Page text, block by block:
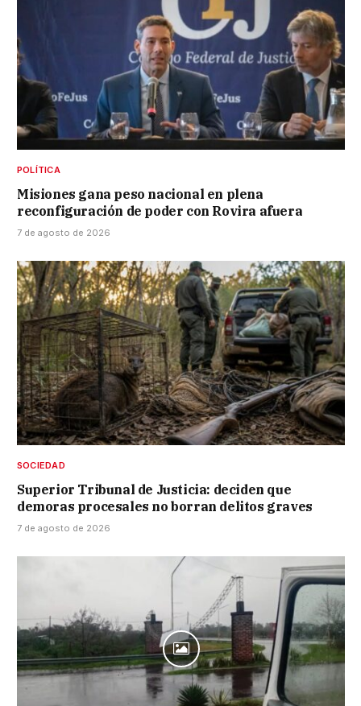
POLÍTICA
Misiones gana peso nacional en plena
reconfiguración de poder con Rovira afuera
7 de agosto de 2026
SOCIEDAD
Superior Tribunal de Justicia: deciden que
demoras procesales no borran delitos graves
7 de agosto de 2026